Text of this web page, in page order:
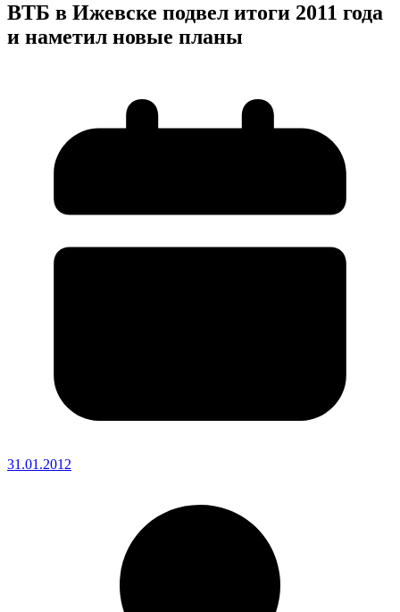
ВТБ в Ижевске подвел итоги 2011 года
и наметил новые планы
31.01.2012